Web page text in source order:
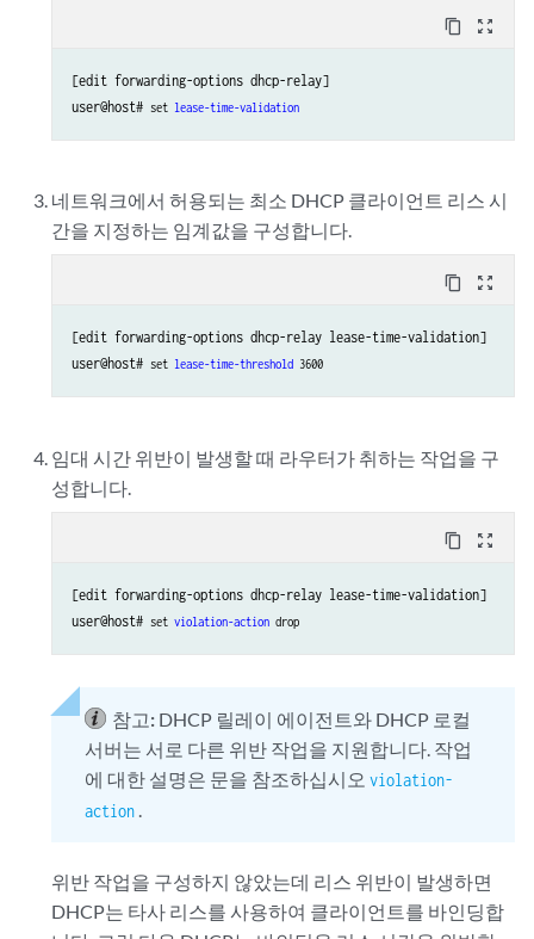
content_copy zoom_out_map
[edit forwarding-options dhcp-relay]
user@host# set lease-time-validation
네트워크에서 허용되는 최소 DHCP 클라이언트 리스 시
간을 지정하는 임계값을 구성합니다.
content_copy zoom_out_map
[edit forwarding-options dhcp-relay lease-time-validation]
user@host# set lease-time-threshold 3600
임대 시간 위반이 발생할 때 라우터가 취하는 작업을 구
성합니다.
content_copy zoom_out_map
[edit forwarding-options dhcp-relay lease-time-validation]
user@host# set violation-action drop
참고: DHCP 릴레이 에이전트와 DHCP 로컬
서버는 서로 다른 위반 작업을 지원합니다. 작업
에 대한 설명은 문을 참조하십시오violation-
action
위반 작업을 구성하지 않았는데 리스 위반이 발생하면
DHCP는 타사 리스를 사용하여 클라이언트를 바인딩합